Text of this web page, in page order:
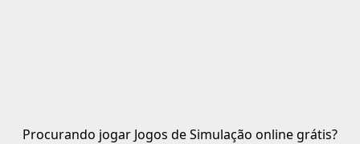
Procurando jogar Jogos de Simulação online grátis?